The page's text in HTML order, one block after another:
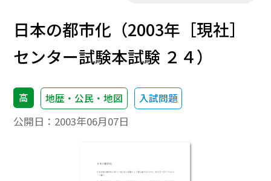
日本の都市化（2003年［現社］
センター試験本試験 ２４）
高 地歴・公民・地図 入試問題
公開日： 2003年06月07日